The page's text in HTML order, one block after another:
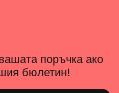
поръчка ако
бюлетин!